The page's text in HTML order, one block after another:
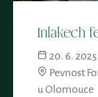
Inlakech
20. 6.
Pevnost
u Olomouce